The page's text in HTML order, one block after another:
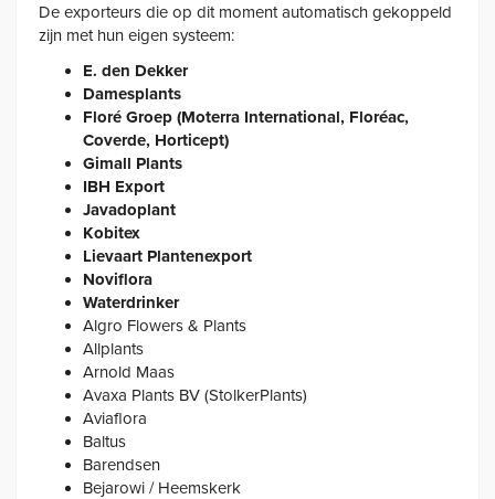
De exporteurs die op dit moment automatisch gekoppeld
zijn met hun eigen systeem:
E. den Dekker
Damesplants
Floré Groep (Moterra International, Floréac,
Coverde, Horticept)
Gimall Plants
IBH Export
Javadoplant
Kobitex
Lievaart Plantenexport
Noviflora
Waterdrinker
Algro Flowers & Plants
Allplants
Arnold Maas
Avaxa Plants BV (StolkerPlants)
Aviaflora
Baltus
Barendsen
Bejarowi / Heemskerk